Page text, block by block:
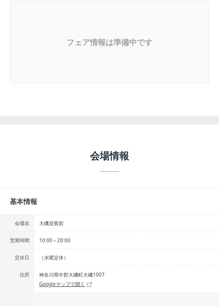
フェア情報は準備中です
会場情報
基本情報
会場名 大磯迎賓舘
営業時間 10:00～20:00
定休日 （水曜定休）
住所
神奈川県中郡大磯町大磯1007
Googleマップで開く